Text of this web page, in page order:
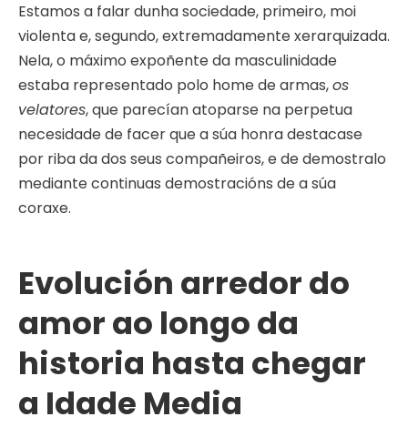
Estamos a falar dunha sociedade, primeiro, moi
violenta e, segundo, extremadamente xerarquizada.
Nela, o máximo expoñente da masculinidade
estaba representado polo home de armas,os
velatores, que parecían atoparse na perpetua
necesidade de facer que a súa honra destacase
por riba da dos seus compañeiros, e de demostralo
mediante continuas demostracións de a súa
coraxe.
Evolución arredor do
amor ao longo da
historia hasta chegar
a Idade Media